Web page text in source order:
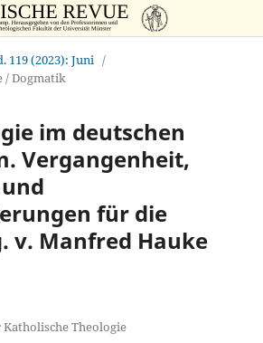
119 (2023): Juni /
/ Dogmatik
im deutschen
Vergangenheit,
für die
v. Manfred Hauke
Theologie